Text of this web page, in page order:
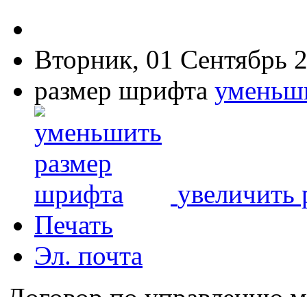
Вторник, 01 Сентябрь
размер шрифта
Печать
Эл. почта